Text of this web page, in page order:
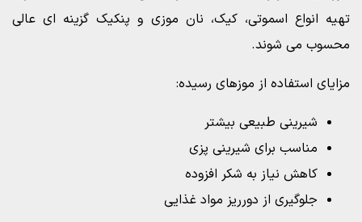
تهیه انواع اسموتی، کیک، نان موزی و پنکیک گزینه ای عالی
محسوب می شوند.
مزایای استفاده از موزهای رسیده:
شیرینی طبیعی بیشتر
مناسب برای شیرینی پزی
کاهش نیاز به شکر افزوده
جلوگیری از دورریز مواد غذایی